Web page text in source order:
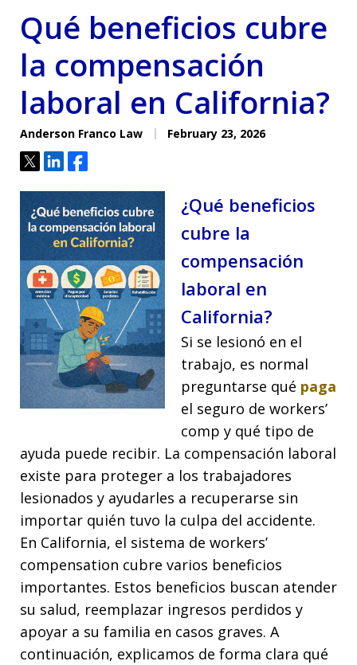
Qué beneficios cubre
la compensación
laboral en California?
Anderson Franco Law February 23, 2026
TweetShareShare
¿Qué beneficios
cubre la
compensación
laboral en
California?
Si se lesionó en el
trabajo, es normal
preguntarse qué paga
el seguro de workers’
comp y qué tipo de
ayuda puede recibir. La compensación laboral
existe para proteger a los trabajadores
lesionados y ayudarles a recuperarse sin
importar quién tuvo la culpa del accidente.
En California, el sistema de workers’
compensation cubre varios beneficios
importantes. Estos beneficios buscan atender
su salud, reemplazar ingresos perdidos y
apoyar a su familia en casos graves. A
continuación, explicamos de forma clara qué